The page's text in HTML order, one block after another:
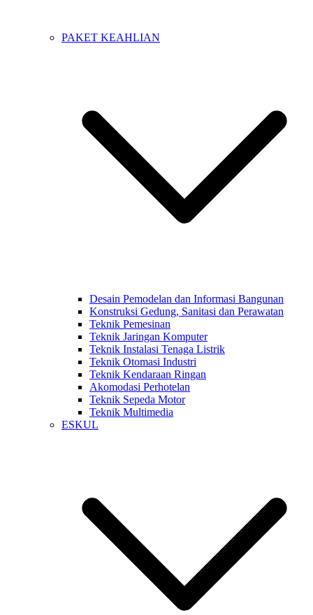
PAKET KEAHLIAN
Desain Pemodelan dan Informasi Bangunan
Konstruksi Gedung, Sanitasi dan Perawatan
Teknik Pemesinan
Teknik Jaringan Komputer
Teknik Instalasi Tenaga Listrik
Teknik Otomasi Industri
Teknik Kendaraan Ringan
Akomodasi Perhotelan
Teknik Sepeda Motor
Teknik Multimedia
ESKUL